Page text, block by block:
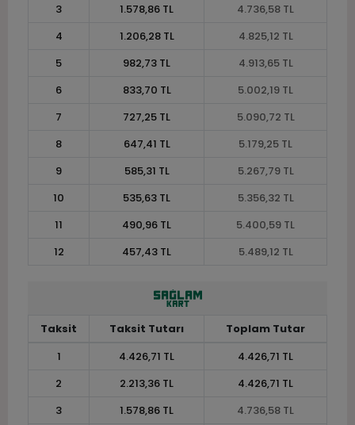
3
1.578,86 TL
4.736,58 TL
4
1.206,28 TL
4.825,12 TL
5
982,73 TL
4.913,65 TL
6
833,70 TL
5.002,19 TL
7
727,25 TL
5.090,72 TL
8
647,41 TL
5.179,25 TL
9
585,31 TL
5.267,79 TL
10
535,63 TL
5.356,32 TL
11
490,96 TL
5.400,59 TL
12
457,43 TL 5.489,12 TL
Taksit Taksit Tutarı
Toplam Tutar
1
4.426,71 TL
4.426,71 TL
2
2.213,36 TL
4.426,71 TL
3
1.578,86 TL
4.736,58 TL